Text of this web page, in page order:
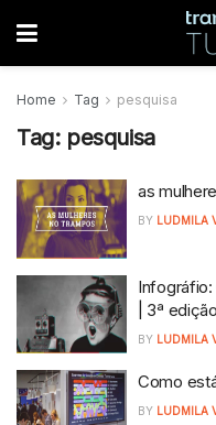
Home Tag pesquisa
Tag: pesquisa
as
BY LUDMILA
Infográfio:
| 3ª edição
BY LUDMILA
Como
BY LUDMILA